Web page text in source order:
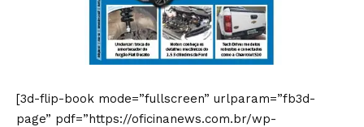
[3d-flip-book mode=”fullscreen” urlparam=”fb3d-
page” pdf=”https://oficinanews.com.br/wp-